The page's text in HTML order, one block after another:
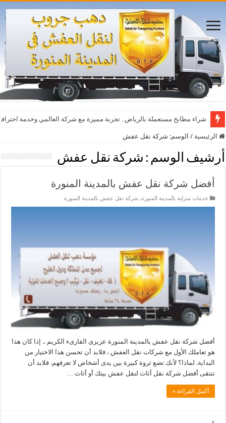
شراء مطابخ مستعملة بالرياض.. تجربة مميزة مع شركة العالمي وخدمة
أفضل مواقع مشاهدة مباريات اليوم بث مباشر بدون تقطيع
الرئيسية / الوسم: شركة نقل عفش
أرشيف الوسم : شركة نقل عفش
أفضل شركة نقل عفش بالمدينة المنورة
خدمات منزلية بالمدينة المنورة,شركة نقل عفش بالمدينة المنورة
أفضل شركة نقل عفش بالمدينة المنورة عزيزى القارىء الكريم .. إذا كان هذا
هو تعاملك الأول مع شركات نقل العفش ، فلابد أن تحسن هذا الاختيار من
البداية. لماذا؟ لأنك تضع ثروة كبيرة بين يدى أشخاص لا تعرفهم. فلابد أن
تنتقى أفضل شركة نقل أثاث لنقل عفش بيتك أو أثاث …
أكمل القراءة »